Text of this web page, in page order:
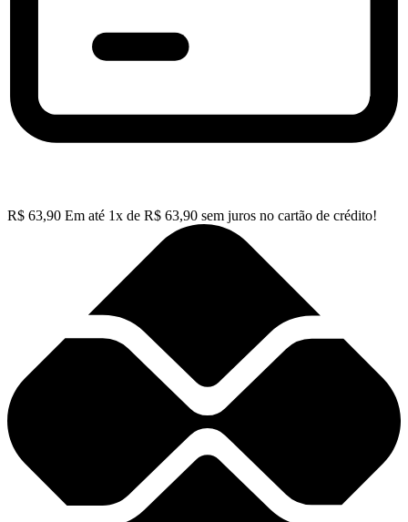
R$ 63,90 Em até 1x de R$ 63,90 sem juros no cartão de crédito!